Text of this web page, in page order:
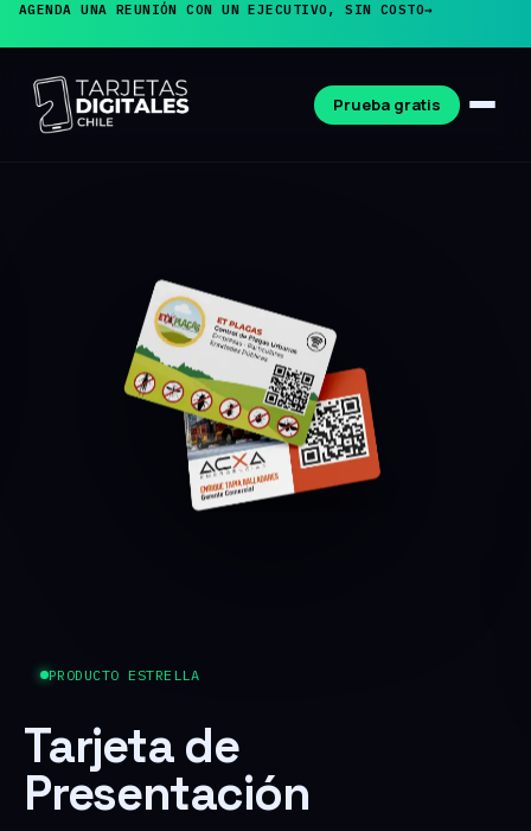
AGENDA UNA REUNIÓN CON UN EJECUTIVO, SIN COSTO→
Prueba gratis
PRODUCTO ESTRELLA
Tarjeta de
Presentación